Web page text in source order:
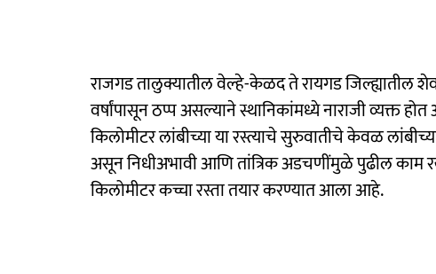
राजगड तालुक्यातील वेल्हे-केळद ते रायगड जिल्ह्यातील
वर्षांपासून ठप्प असल्याने स्थानिकांमध्ये नाराजी व्यक्त
किलोमीटर लांबीच्या या रस्त्याचे सुरुवातीचे केवळ
असून निधीअभावी आणि तांत्रिक अडचणींमुळे पुढील काम
किलोमीटर कच्चा रस्ता तयार करण्यात आला आहे.